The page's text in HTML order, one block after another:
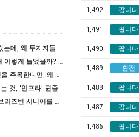
- “브리즈번 집값은 올랐는데, 왜 투자자들은 다시 ‘땅’을 보기 시작할까?”
- 요즘 브리즈번 매물 왜 이렇게 늘었을까? - 1985년에도 이런 적 있었다는 사실!
- 브리즈번의 다음 10년을 주목한다면, 왜 Woolloongabba인가?
- 집값보다 먼저 움직이는 것, ‘인프라’ 퀸즐랜드 최대 주택 성장축으로 떠오르는 Logan을…
- 은퇴 후 다운사이징, 브리즈번 시니어를 위한 부동산 전략
1,492 팝니다
1,491 팝니다
1,490 팝니다
1,489 환전
1,488 팝니다
1,487 팝니다
1,486 팝니다